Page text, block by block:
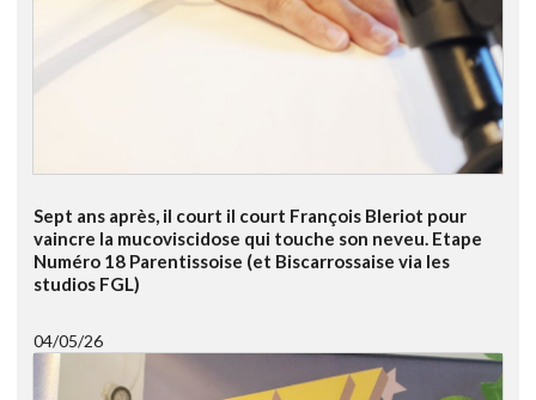
Sept ans après, il court il court François Bleriot pour
vaincre la mucoviscidose qui touche son neveu. Etape
Numéro 18 Parentissoise (et Biscarrossaise via les
studios FGL)
04/05/26